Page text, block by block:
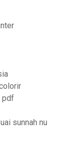
pdf
sunnah nu